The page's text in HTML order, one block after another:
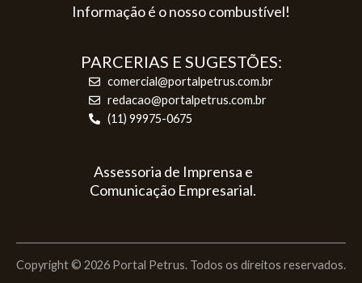
Informação é o nosso combustível!
PARCERIAS E SUGESTÕES:
comercial@portalpetrus.com.br
redacao@portalpetrus.com.br
(11) 99975-0675
Assessoria de Imprensa e
Comunicação Empresarial.
Copyright © 2026 Portal Petrus. Todos os direitos reservados.